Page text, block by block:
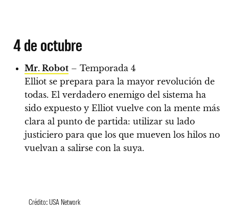
4 de octubre
Mr. Robot – Temporada 4
Elliot se prepara para la mayor revolución de
todas. El verdadero enemigo del sistema ha
sido expuesto y Elliot vuelve con la mente más
clara al punto de partida: utilizar su lado
justiciero para que los que mueven los hilos no
vuelvan a salirse con la suya.
Crédito: USA Network